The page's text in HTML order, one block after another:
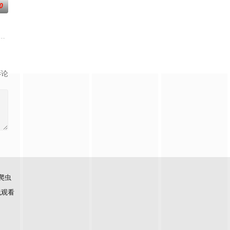
如同让火烧得更猛
室血统。身为仆人的 Phob 爱上自己的主人，也是王子的Th
indie rock musician. Because
论
虫
看